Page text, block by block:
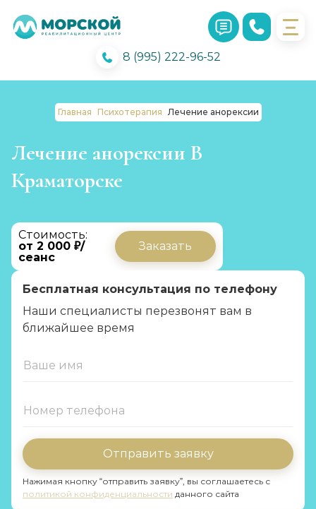
8 (995) 222-96-52
Главная Психотерапия Лечение анорексии
Лечение анорексии В
Краматорске
Стоимость:
от 2 000 ₽/
сеанс
Заказать
Бесплатная консультация по телефону
Наши специалисты перезвонят вам в
ближайшее время
Отправить заявку
Нажимая кнопку “отправить заявку”, вы соглашаетесь с
политикой конфиденциальности данного сайта